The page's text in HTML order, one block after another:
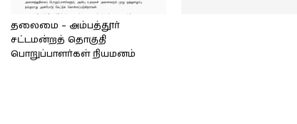
தலைமை – அம்பத்தூர்
சட்டமன்றத் தொகுதி
பொறுப்பாளர்கள் நியமனம்